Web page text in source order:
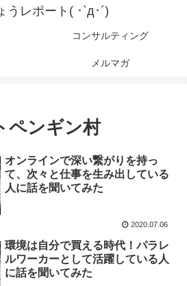
うレポート( ･`д･´)
コンサルティング
メルマガ
ペンギン村
オンラインで深い繋がりを持っ
て、次々と仕事を生み出している
人に話を聞いてみた
2020.07.06
環境は自分で買える時代！パラレ
ルワーカーとして活躍している人
に話を聞いてみた